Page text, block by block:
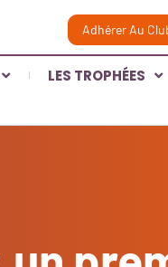
Adhérer Au
LES TROPHÉES